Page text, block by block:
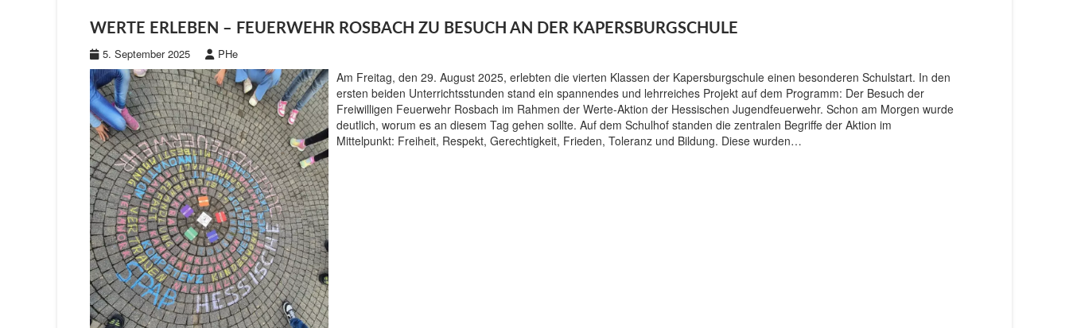
WERTE ERLEBEN – FEUERWEHR ROSBACH ZU BESUCH AN DER KAPERSBURGSCHULE
5. September 2025 PHe
Am Freitag, den 29. August 2025, erlebten die vierten Klassen der Kapersburgschule einen besonderen Schulstart. In den
ersten beiden Unterrichtsstunden stand ein spannendes und lehrreiches Projekt auf dem Programm: Der Besuch der
Freiwilligen Feuerwehr Rosbach im Rahmen der Werte-Aktion der Hessischen Jugendfeuerwehr. Schon am Morgen wurde
deutlich, worum es an diesem Tag gehen sollte. Auf dem Schulhof standen die zentralen Begriffe der Aktion im
Mittelpunkt: Freiheit, Respekt, Gerechtigkeit, Frieden, Toleranz und Bildung. Diese wurden…